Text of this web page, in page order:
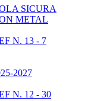
SICURA
METAL
N. 13 - 7
2027
N. 12 - 30